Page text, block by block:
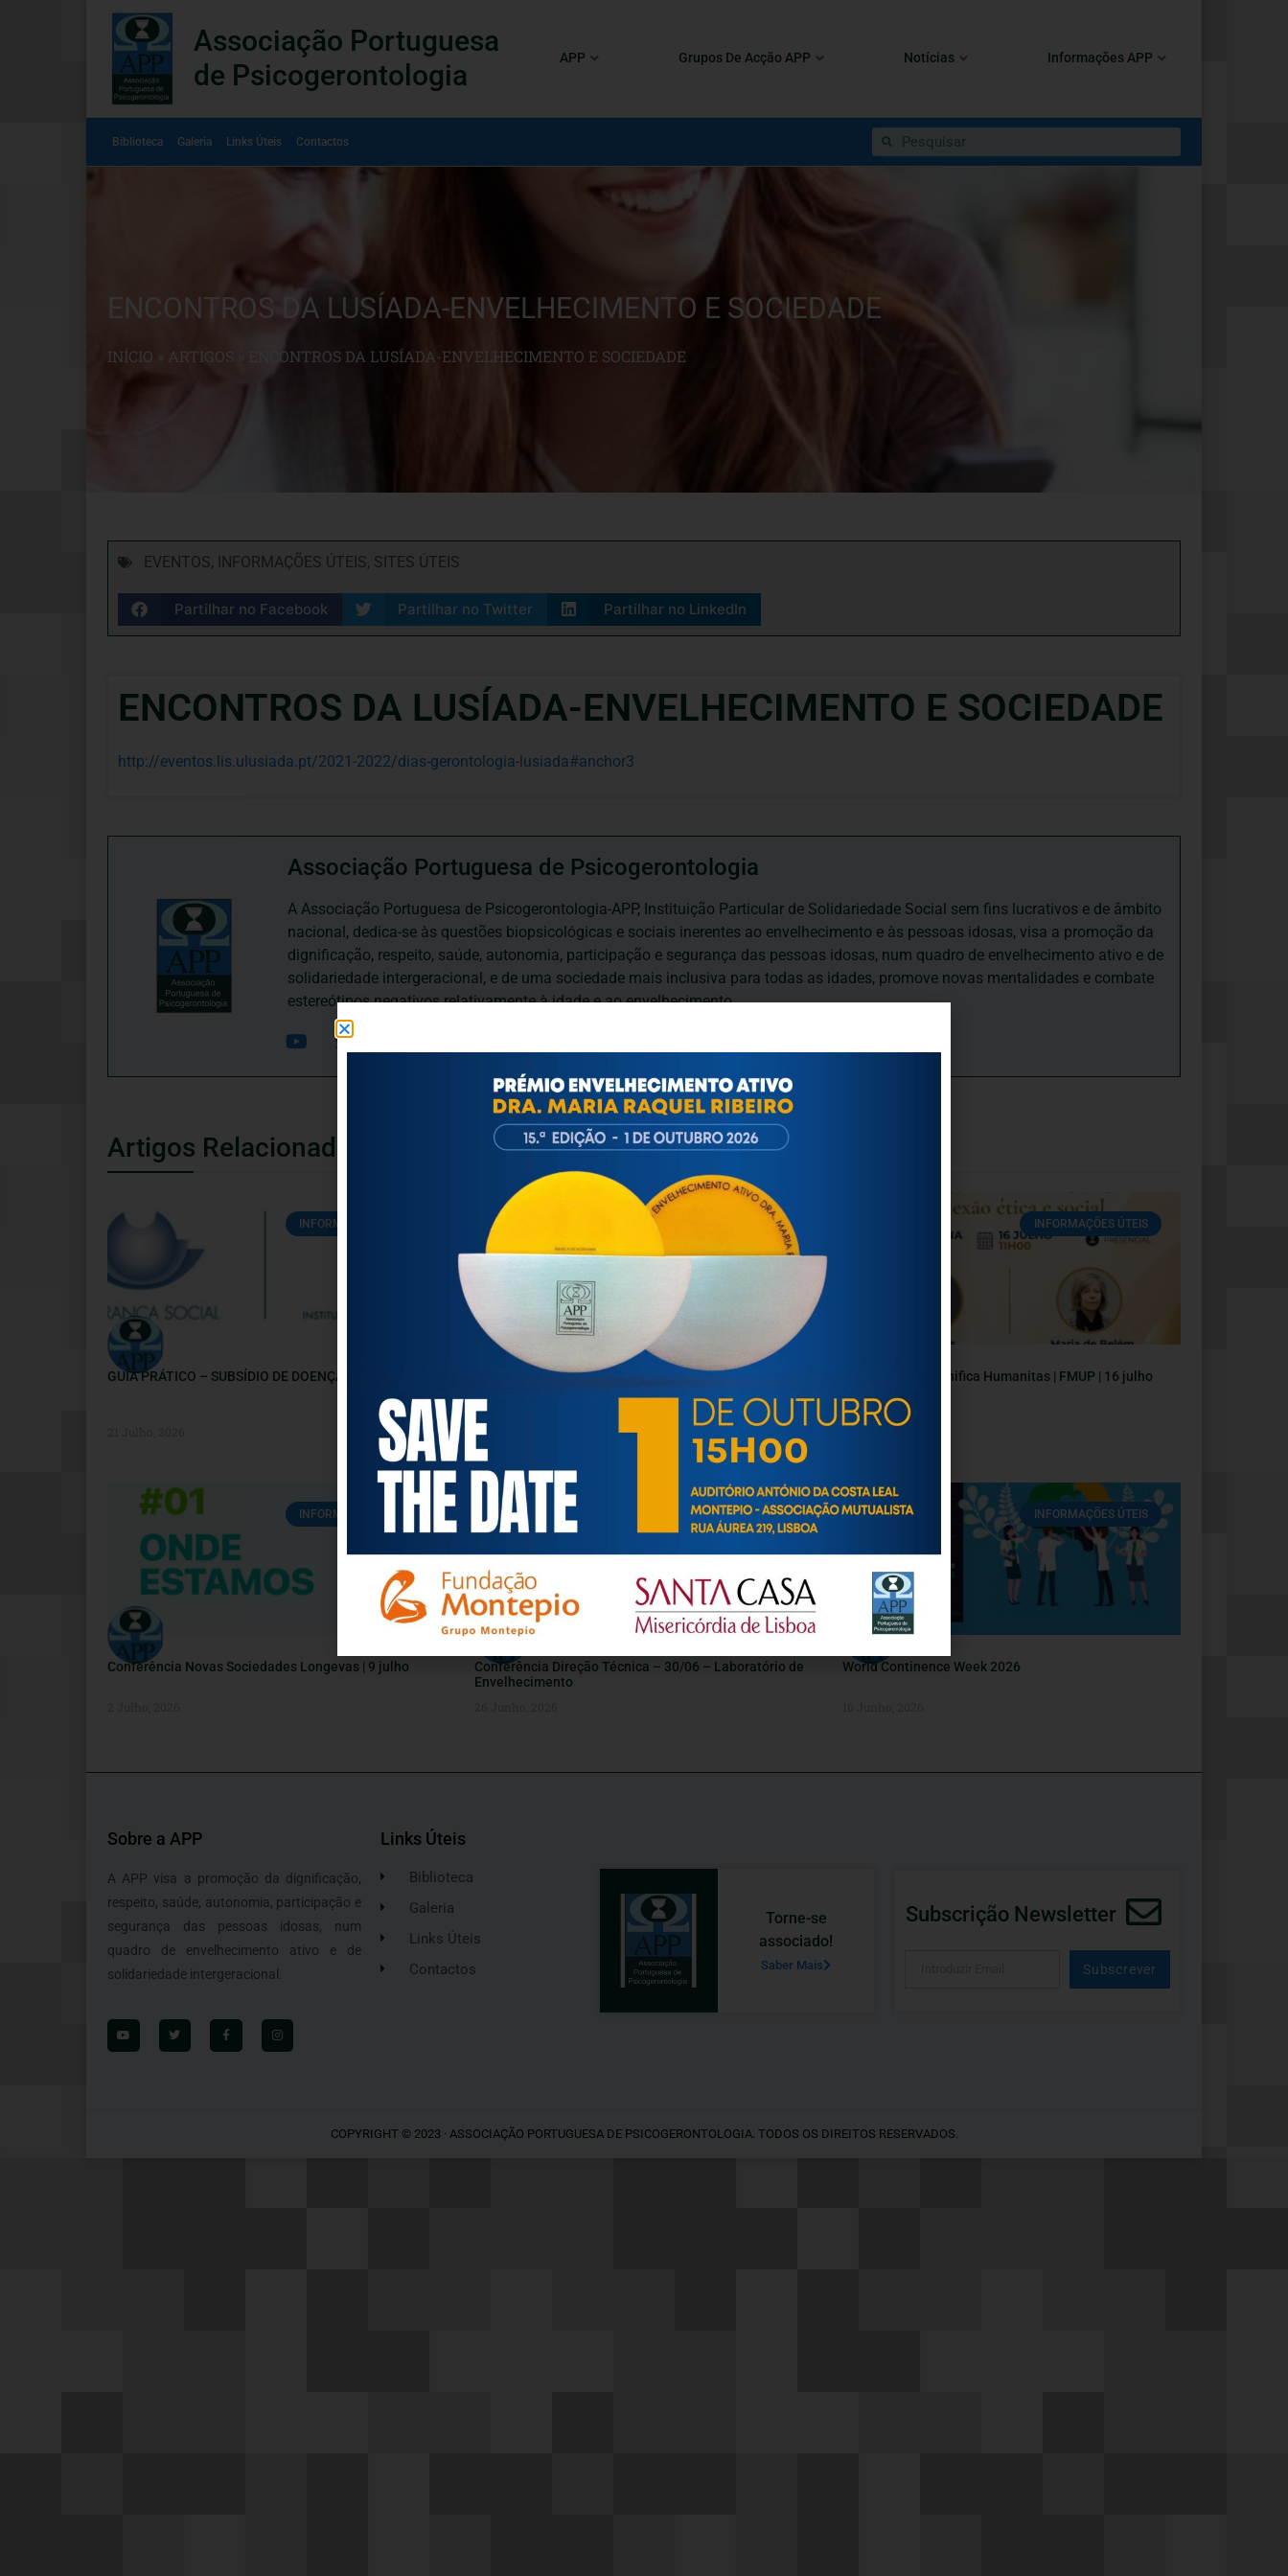
Associação Portuguesa
de Psicogerontologia
APP Grupos De Acção APP Notícias Informações APP
Biblioteca Galeria Links Úteis Contactos
ENCONTROS DA LUSÍADA-ENVELHECIMENTO E SOCIEDADE
INÍCIO » ARTIGOS ENCONTROS DA LUSÍADA-ENVELHECIMENTO E SOCIEDADE
EVENTOS, INFORMAÇÕES ÚTEIS, SITES ÚTEIS
Partilhar no Facebook Partilhar no Twitter Partilhar no LinkedIn
ENCONTROS DA LUSÍADA-ENVELHECIMENTO E SOCIEDADE
http://eventos.lis.ulusiada.pt/2021-2022/dias-gerontologia-lusiada#anchor3
Associação Portuguesa de Psicogerontologia
A Associação Portuguesa de Psicogerontologia-APP, Instituição Particular de Solidariedade Social sem fins lucrativos e de âmbito
nacional, dedica-se às questões biopsicológicas e sociais inerentes ao envelhecimento e às pessoas idosas, visa a promoção da
dignificação, respeito, saúde, autonomia, participação e segurança das pessoas idosas, num quadro de envelhecimento ativo e de
solidariedade intergeracional, e de uma sociedade mais inclusiva para todas as idades, promove novas mentalidades e combate
estereótipos negativos relativamente à idade e ao envelhecimento.
Artigos Relacionados
INFORMAÇÕES ÚTEIS
GUIA PRÁTICO – SUBSÍDIO DE DOENÇA
INFORMAÇÕES ÚTEIS
Convite | Webinar online “Universidades Sénior: Medir
7 Julho, 2026
INFORMAÇÕES ÚTEIS
Conferência Magnifica Humanitas | FMUP | 16 julho
2 Julho, 2026
INFORMAÇÕES ÚTEIS
Conferência Novas Sociedades Longevas | 9 julho
INFORMAÇÕES ÚTEIS
Conferência Direção Técnica – 30/06 – Laboratório de
Envelhecimento
INFORMAÇÕES ÚTEIS
World Continence Week 2026
Sobre a APP
A APP visa a promoção da dignificação,
respeito, saúde, autonomia, participação e
segurança das pessoas idosas, num
quadro de envelhecimento ativo e de
solidariedade intergeracional.
Links Úteis
Biblioteca
Galeria
Links Úteis
Contactos
Torne-se
associado!
Saber Mais
Subscrição Newsletter
Subscrever
COPYRIGHT © 2023 · ASSOCIAÇÃO PORTUGUESA DE PSICOGERONTOLOGIA. TODOS OS DIREITOS RESERVADOS.